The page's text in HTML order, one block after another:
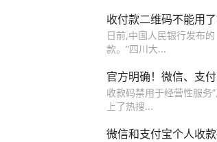
收付款二维码不能用
日前,中国人民银行发布
款。”四川大...
官方明确！微信、支
收款码禁用于经营性服务
上了热搜...
微信和支付宝个人收